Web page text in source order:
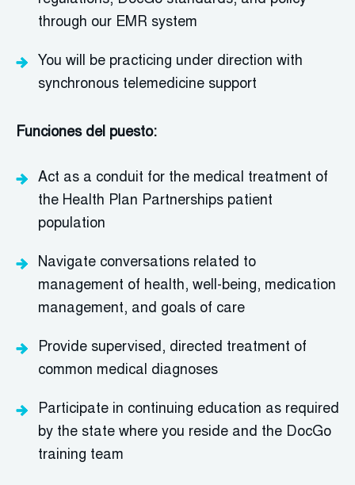
through our EMR system
You will be practicing under direction with
synchronous telemedicine support
Funciones del puesto:
Act as a conduit for the medical treatment of
the Health Plan Partnerships patient
population
Navigate conversations related to
management of health, well-being, medication
management, and goals of care
Provide supervised, directed treatment of
common medical diagnoses
Participate in continuing education as required
by the state where you reside and the DocGo
training team